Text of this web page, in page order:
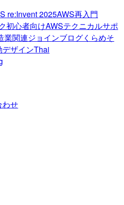
re:Invent 2025AWS再入門
初心者向けAWSテクニカルサポ
業関連ジョインブログくらめそ
デザインThai
わせ